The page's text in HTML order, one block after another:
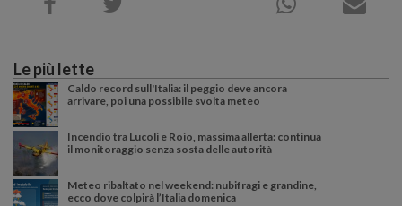
Le più lette
Caldo record sull'Italia: il peggio deve ancora
arrivare, poi una possibile svolta meteo
Incendio tra Lucoli e Roio, massima allerta: continua
il monitoraggio senza sosta delle autorità
Meteo ribaltato nel weekend: nubifragi e grandine,
ecco dove colpirà l’Italia domenica